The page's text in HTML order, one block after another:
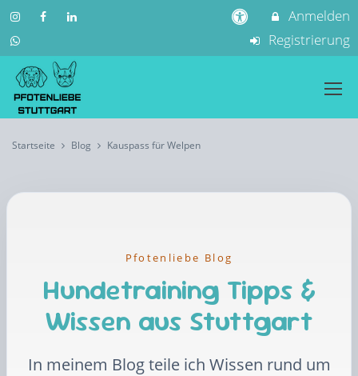
Anmelden
Registrierung
Startseite Blog Kauspass für Welpen
Pfotenliebe Blog
Hundetraining Tipps &
Wissen aus Stuttgart
In meinem Blog teile ich Wissen rund um